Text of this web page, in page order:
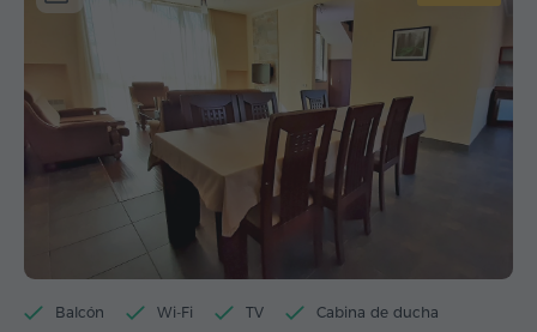
Balcón Wi-Fi TV Cabina de ducha